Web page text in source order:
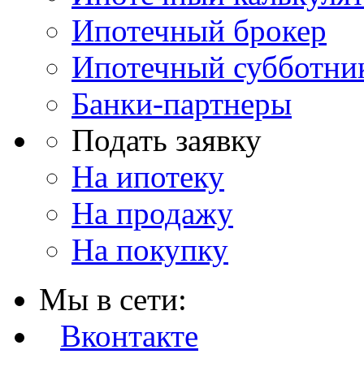
Ипотечный брокер
Ипотечный
Банки-партнеры
Подать заявку
На ипотеку
На продажу
На покупку
Мы в сети:
Вконтакте